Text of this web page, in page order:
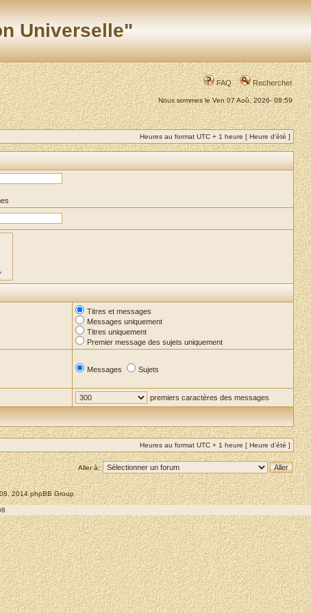
Universelle"
FAQ Rechercher
Nous sommes le Ven 07 Aoû, 2026- 08:59
Heures au format UTC + 1 heure [ Heure d’été ]
Titres et messages
Messages uniquement
Titres uniquement
Premier message des sujets uniquement
Messages Sujets
premiers caractères des messages
Heures au format UTC + 1 heure [ Heure d’été ]
Aller à:
2014 phpBB Group